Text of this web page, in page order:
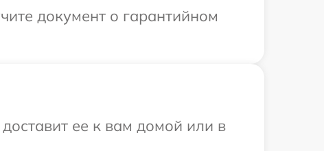
документ о гарантийном
ее к вам домой или в